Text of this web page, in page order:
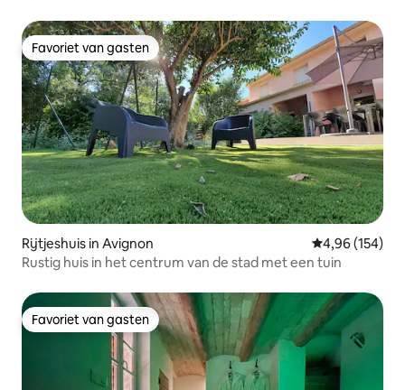
Favoriet van gasten
Favoriet van gasten
Rijtjeshuis in Avignon Gemiddelde
4,96 (154)
Rustig huis in het centrum van de stad met een tuin
Favoriet van gasten
Favoriet van gasten